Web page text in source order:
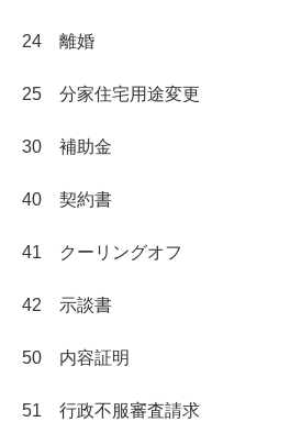
24 離婚
25 分家住宅用途変更
30 補助金
40 契約書
41 クーリングオフ
42 示談書
50 内容証明
51 行政不服審査請求